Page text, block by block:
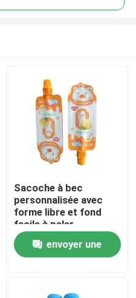
Sacoche à bec
personnalisée avec
forme libre et fond
facile à peler
envoyer une